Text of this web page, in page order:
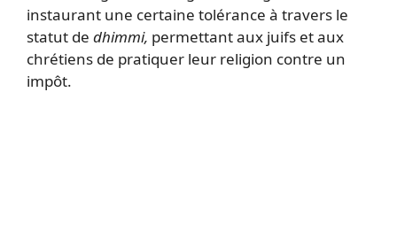
instaurant une certaine tolérance à travers le
statut de dhimmi, permettant aux juifs et aux
chrétiens de pratiquer leur religion contre un
impôt.